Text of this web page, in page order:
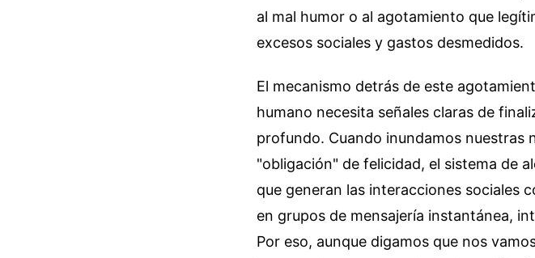
al mal humor o al agotamiento que
excesos sociales y gastos desmedidos.
El mecanismo detrás de este
humano necesita señales claras de
profundo. Cuando inundamos nuestras
"obligación" de felicidad, el sistema de
que generan las interacciones sociales
en grupos de mensajería instantánea,
Por eso, aunque digamos que nos